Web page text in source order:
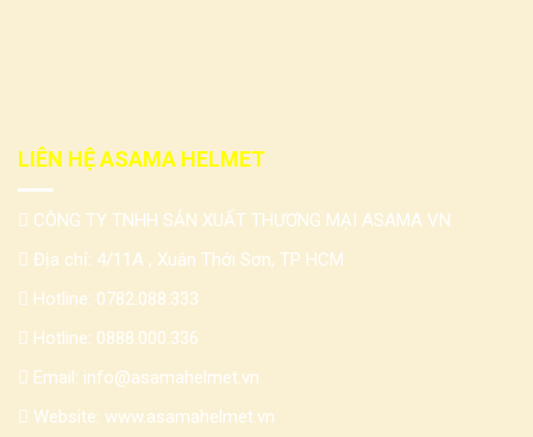
LIÊN HỆ ASAMA HELMET
CÔNG TY TNHH SẢN XUẤT THƯƠNG MẠI ASAMA VN
Địa chỉ: 4/11A , Xuân Thới Sơn, TP HCM
Hotline: 0782.088.333
Hotline: 0888.000.336
Email: info@asamahelmet.vn
Website: www.asamahelmet.vn